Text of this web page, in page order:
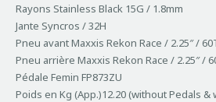
Rayons Stainless Black 15G / 1.8mm
Jante Syncros / 32H
Pneu avant Maxxis Rekon Race / 2.25″ /
Pneu arrière Maxxis Rekon Race / 2.25″ /
Pédale Femin FP873ZU
Poids en Kg (App.)12.20 (without Pedals &